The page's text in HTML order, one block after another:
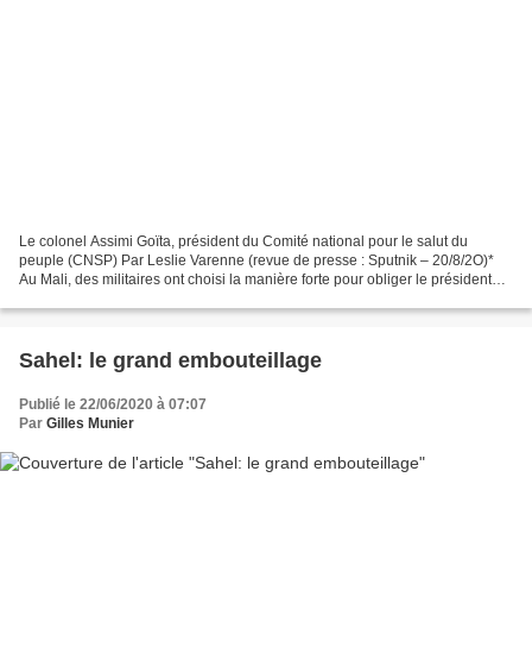
Le colonel Assimi Goïta, président du Comité national pour le salut du
peuple (CNSP) Par Leslie Varenne (revue de presse : Sputnik – 20/8/2O)*
Au Mali, des militaires ont choisi la manière forte pour obliger le président
Sahel: le grand embouteillage
Publié le 22/06/2020 à 07:07
Par Gilles Munier